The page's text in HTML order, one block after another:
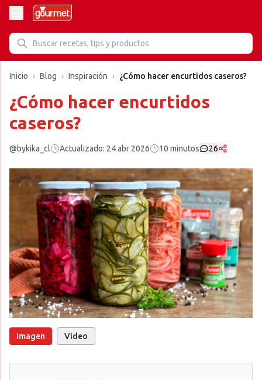
Inicio › Blog › Inspiración › ¿Cómo hacer encurtidos caseros?
¿Cómo hacer encurtidos
caseros?
@bykika_cl Actualizado: 24 abr 2026 10 minutos 26
Imagen Video